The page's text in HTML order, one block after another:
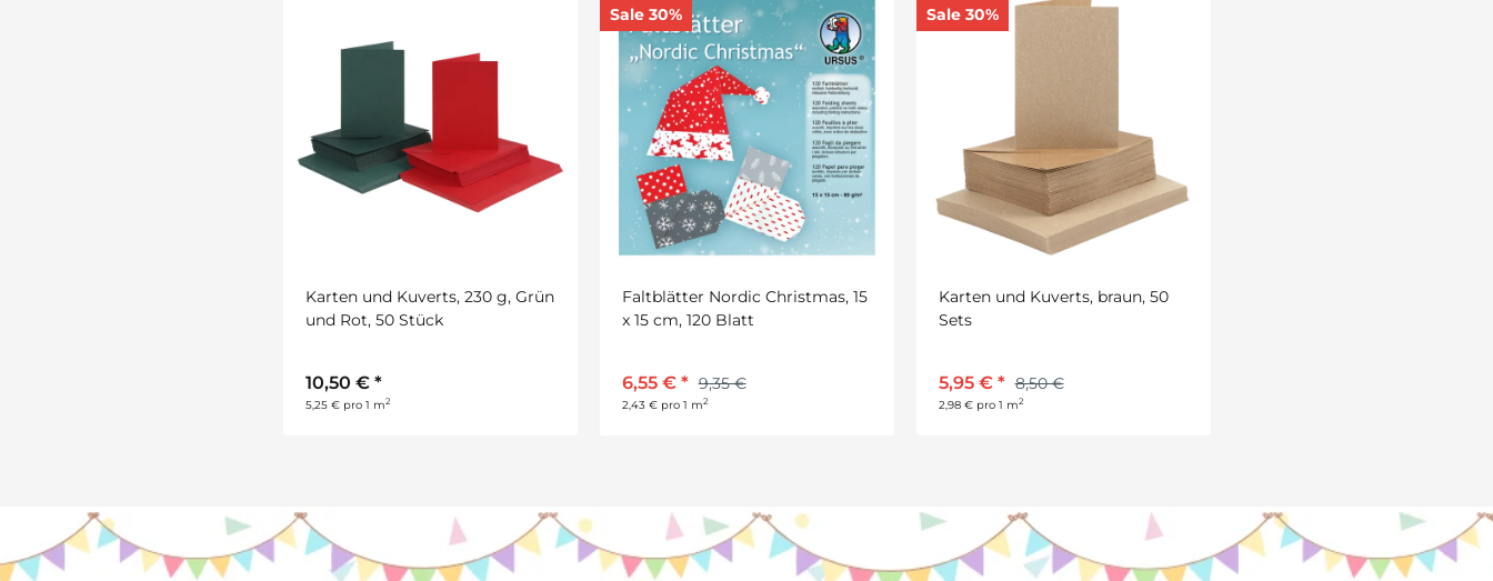
Karten und Kuverts, 230 g, Grün
und Rot, 50 Stück
10,50 € *
5,25 € pro 1 m2
Sale 30%
Faltblätter Nordic Christmas, 15
x 15 cm, 120 Blatt
6,55 € * 9,35 €
2,43 € pro 1 m2
Sale 30%
Karten und Kuverts, braun, 50
Sets
5,95 € * 8,50 €
2,98 € pro 1 m2